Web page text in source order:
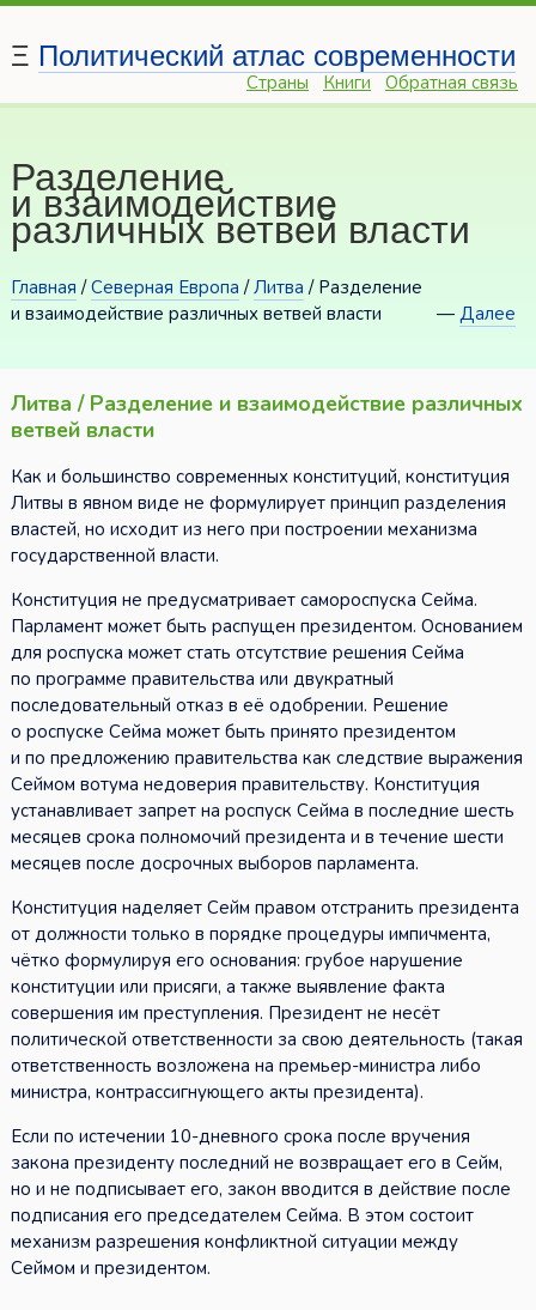
Ξ Политический атлас современности
Страны Книги Обратная связь
Разделение
и взаимодействие
различных ветвей власти
Главная /Северная Европа /Литва / Разделение
и взаимодействие различных ветвей власти
—Далее
Литва / Разделение и взаимодействие различных
ветвей власти
Как и большинство современных конституций, конституция
Литвы в явном виде не формулирует принцип разделения
властей, но исходит из него при построении механизма
государственной власти.
Конституция не предусматривает самороспуска Сейма.
Парламент может быть распущен президентом. Основанием
для роспуска может стать отсутствие решения Сейма
по программе правительства или двукратный
последовательный отказ в её одобрении. Решение
о роспуске Сейма может быть принято президентом
и по предложению правительства как следствие выражения
Сеймом вотума недоверия правительству. Конституция
устанавливает запрет на роспуск Сейма в последние шесть
месяцев срока полномочий президента и в течение шести
месяцев после досрочных выборов парламента.
Конституция наделяет Сейм правом отстранить президента
от должности только в порядке процедуры импичмента,
чётко формулируя его основания: грубое нарушение
конституции или присяги, а также выявление факта
совершения им преступления. Президент не несёт
политической ответственности за свою деятельность (такая
ответственность возложена на премьер-министра либо
министра, контрассигнующего акты президента).
Если по истечении 10-дневного срока после вручения
закона президенту последний не возвращает его в Сейм,
но и не подписывает его, закон вводится в действие после
подписания его председателем Сейма. В этом состоит
механизм разрешения конфликтной ситуации между
Сеймом и президентом.